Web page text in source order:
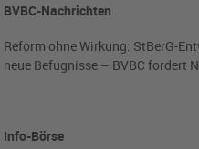
BVBC-Nachrichten
Reform ohne Wirkung: StBerG-
neue Befugnisse – BVBC fordert
Info-Börse